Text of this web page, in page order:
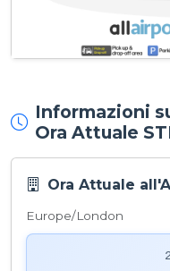
Informazioni
Ora Attuale
Ora Attuale
Europe/London